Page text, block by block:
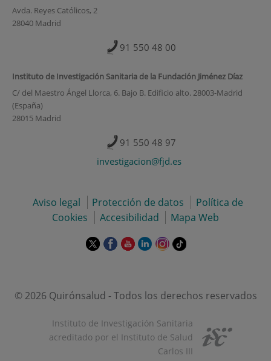
Avda. Reyes Católicos, 2
28040 Madrid
91 550 48 00
Instituto de Investigación Sanitaria de la Fundación Jiménez Díaz
C/ del Maestro Ángel Llorca, 6. Bajo B. Edificio alto. 28003-Madrid
(España)
28015 Madrid
91 550 48 97
investigacion@fjd.es
Aviso legal Protección de datos
Política de
Cookies
Accesibilidad Mapa Web
Este
en
ventana
nueva.
Este
en
ventana
nueva.
Este
en
ventana
Este
en
ventana
nueva.
Este
en
ventana
nueva.
Enlace
externa.
© 2026 Quirónsalud - Todos los derechos reservados
Instituto de Investigación Sanitaria
acreditado por el Instituto de Salud
Carlos III